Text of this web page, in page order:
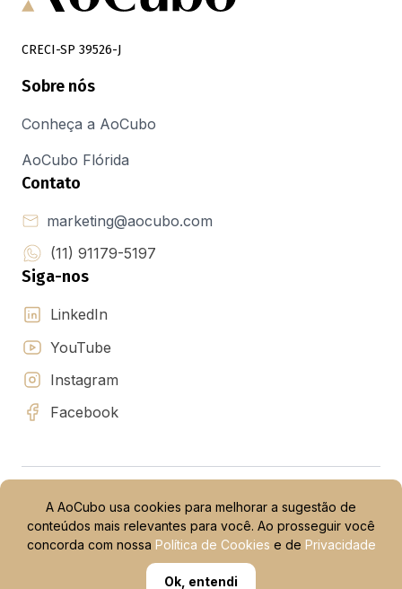
CRECI-SP 39526-J
Sobre nós
Conheça a AoCubo
AoCubo Flórida
Contato
marketing@aocubo.com
(11) 91179-5197
Siga-nos
LinkedIn
YouTube
Instagram
Facebook
Política de privacidadePolítica de privacidade IBroker
Termos e condições de usoTermos e Condições de Promoções
Termos e Condições da Campanha de Indicação
A AoCubo usa cookies para melhorar a sugestão de
conteúdos mais relevantes para você. Ao prosseguir você
concorda com nossa Política de Cookies e de Privacidade
Ok, entendi